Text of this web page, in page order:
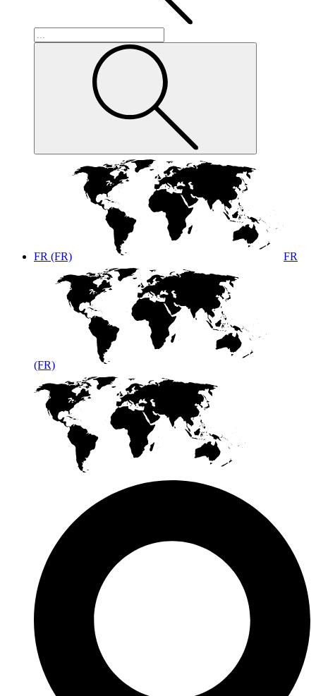
FR (FR) FR
(FR)